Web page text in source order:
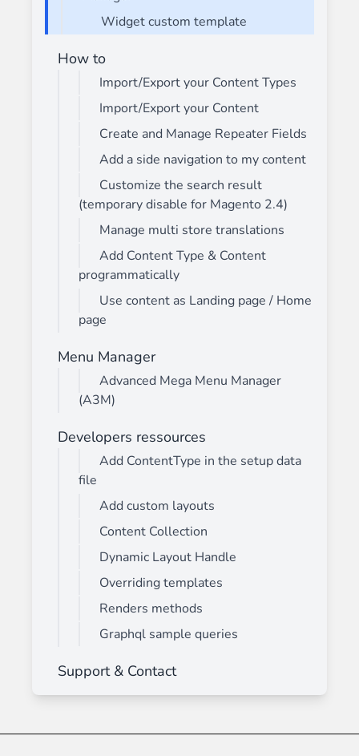
Widget custom template
How to
Import/Export your Content Types
Import/Export your Content
Create and Manage Repeater Fields
Add a side navigation to my content
Customize the search result
(temporary disable for Magento 2.4)
Manage multi store translations
Add Content Type & Content
programmatically
Use content as Landing page / Home
page
Menu Manager
Advanced Mega Menu Manager
(A3M)
Developers ressources
Add ContentType in the setup data
file
Add custom layouts
Content Collection
Dynamic Layout Handle
Overriding templates
Renders methods
Graphql sample queries
Support & Contact